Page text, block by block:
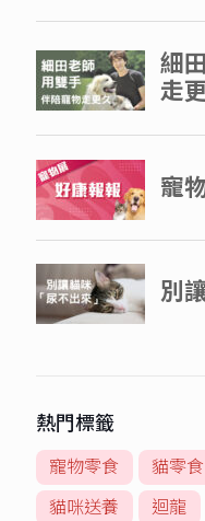
熱門標籤
寵物零食 貓零食
貓咪送養
迴龍